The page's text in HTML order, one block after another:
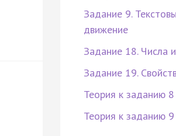
Задание 9.
движение
Задание 18. Числа
Задание 19.
Теория к заданию 8
Теория к заданию 9